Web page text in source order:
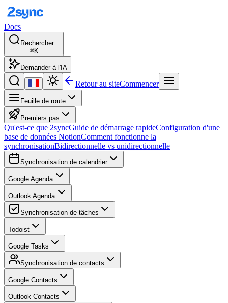
Docs
Rechercher...
⌘K
Demander à l'IA
Retour au siteCommencer
Feuille de route
Premiers pas
Qu'est-ce que 2syncGuide de démarrage rapideConfiguration d'une
base de données NotionComment fonctionne la
synchronisationBidirectionnelle vs unidirectionnelle
Synchronisation de calendrier
Google Agenda
Outlook Agenda
Synchronisation de tâches
Todoist
Google Tasks
Synchronisation de contacts
Google Contacts
Outlook Contacts